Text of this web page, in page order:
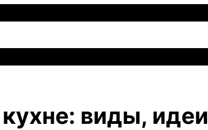
виды, идеи